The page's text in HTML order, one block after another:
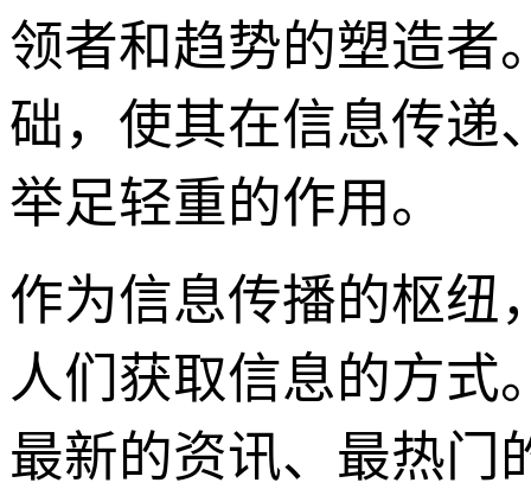
领者和趋势的塑造者
础，使其在信息传递
举足轻重的作用。
作为信息传播的枢纽
人们获取信息的方式
最新的资讯、最热门